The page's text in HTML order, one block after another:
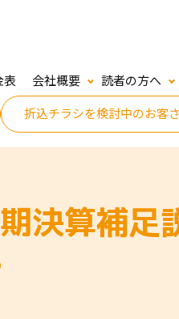
表 会社概要 読者の方へ
折込チラシを検討中のお客
決算補足